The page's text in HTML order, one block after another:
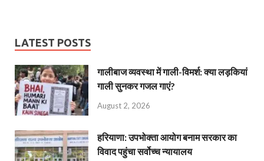
LATEST POSTS
गालीबाज व्‍यवस्‍था में गाली-विमर्श: क्या लड़कियां
गाली सुनकर गजल गाएं?
August 2, 2026
हरियाणा: उपभोक्ता आयोग बनाम सरकार का
विवाद पहुंचा सर्वोच्च न्यायालय